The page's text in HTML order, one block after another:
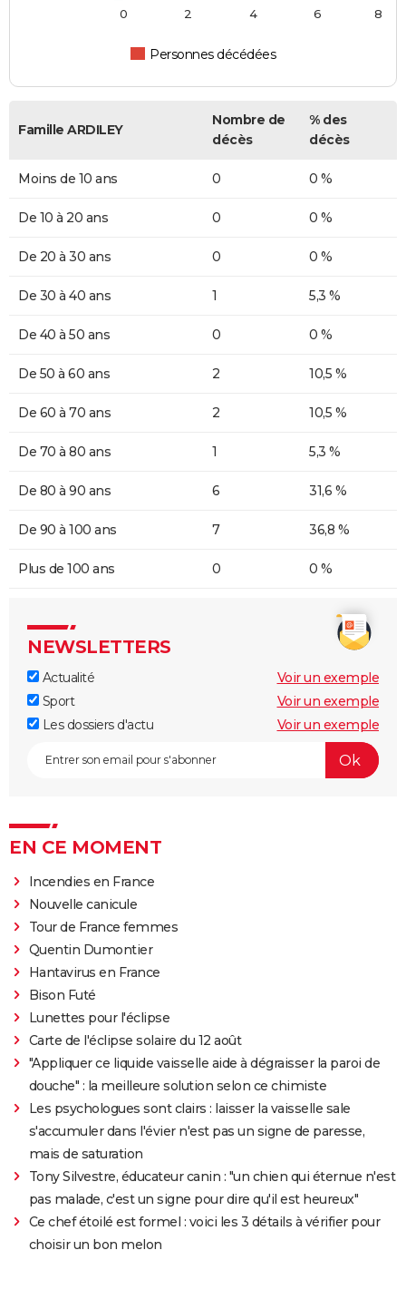
Personnes décédées
0 2 4 6 8
Famille ARDILEY
Nombre de
décès
% des
décès
Moins de 10 ans 0 0 %
De 10 à 20 ans 0 0 %
De 20 à 30 ans 0 0 %
De 30 à 40 ans 1 5,3 %
De 40 à 50 ans 0 0 %
De 50 à 60 ans 2 10,5 %
De 60 à 70 ans 2 10,5 %
De 70 à 80 ans 1 5,3 %
De 80 à 90 ans 6 31,6 %
De 90 à 100 ans 7 36,8 %
Plus de 100 ans 0 0 %
NEWSLETTERS
Actualité
Voir un exemple
Sport
Voir un exemple
Les dossiers d'actu
Voir un exemple
EN CE MOMENT
Incendies en France
Nouvelle canicule
Tour de France femmes
Quentin Dumontier
Hantavirus en France
Bison Futé
Lunettes pour l'éclipse
Carte de l'éclipse solaire du 12 août
"Appliquer ce liquide vaisselle aide à dégraisser la paroi de
douche" : la meilleure solution selon ce chimiste
Les psychologues sont clairs : laisser la vaisselle sale
s'accumuler dans l'évier n'est pas un signe de paresse,
mais de saturation
Tony Silvestre, éducateur canin : "un chien qui éternue n'est
pas malade, c'est un signe pour dire qu'il est heureux"
Ce chef étoilé est formel : voici les 3 détails à vérifier pour
choisir un bon melon